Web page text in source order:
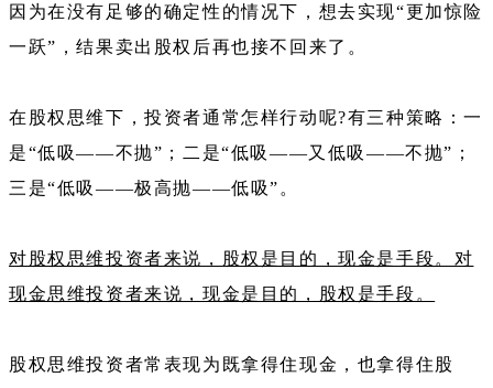
因为在没有足够的确定性的情况下，想去实现“更加惊险
一跃”，结果卖出股权后再也接不回来了。
在股权思维下，投资者通常怎样行动呢?有三种策略：一
是“低吸——不抛”；二是“低吸——又低吸——不抛”；
三是“低吸——极高抛——低吸”。
对股权思维投资者来说，股权是目的，现金是手段。对
现金思维投资者来说，现金是目的，股权是手段。
股权思维投资者常表现为既拿得住现金，也拿得住股